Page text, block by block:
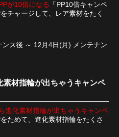
が10倍になる
「PP10倍キャンペ
チャージして、レア素材をたく
ス後 ～ 12月4日(月) メンテナン
素材指輪が出ちゃうキャンペ
進化素材指輪が出ちゃうキャンペ
ためて、進化素材指輪をたくさ